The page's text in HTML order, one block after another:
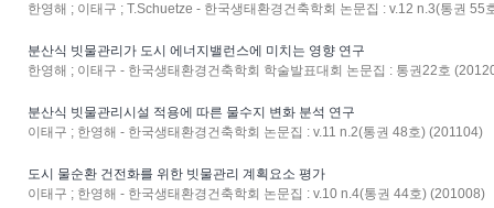
한영해 ; 이태구 ; T.Schuetze - 한국생태환경건축학회 논문집 : v.12 n.3(통권 55
분산식 빗물관리가 도시 에너지밸런스에 미치는 영향 연구
한영해 ; 이태구 - 한국생태환경건축학회 학술발표대회 논문집 : 통권22호
분산식 빗물관리시설 적용에 따른 물수지 변화 분석 연구
이태구 ; 한영해 - 한국생태환경건축학회 논문집 : v.11 n.2(통권 48호) (201104)
도시 물순환 건전화를 위한 빗물관리 계획요소 평가
이태구 ; 한영해 - 한국생태환경건축학회 논문집 : v.10 n.4(통권 44호) (201008)